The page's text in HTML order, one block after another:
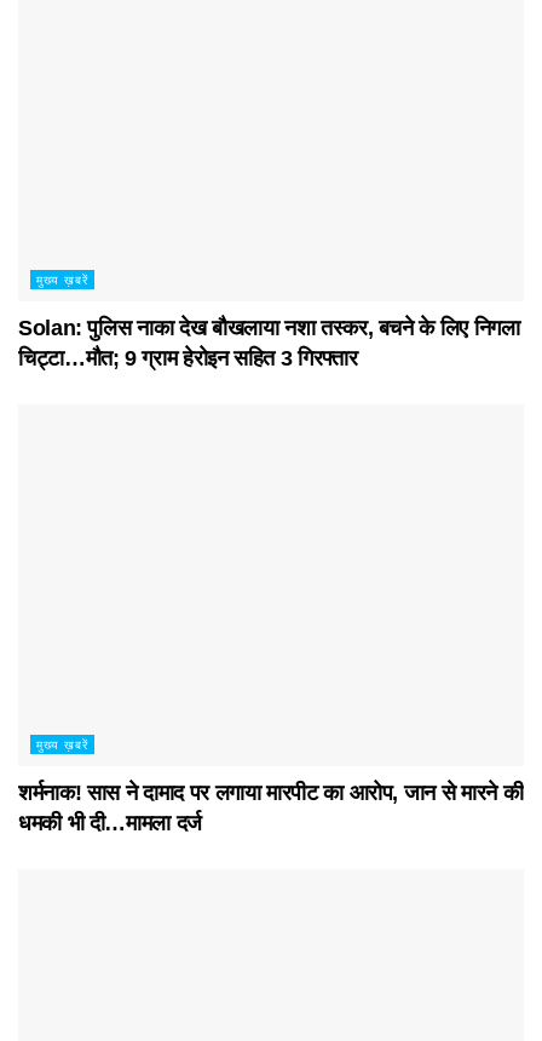
मुख्य ख़बरें
Solan: पुलिस नाका देख बौखलाया नशा तस्कर, बचने के लिए निगला
चिट्टा…मौत; 9 ग्राम हेरोइन सहित 3 गिरफ्तार
मुख्य ख़बरें
शर्मनाक! सास ने दामाद पर लगाया मारपीट का आरोप, जान से मारने की
धमकी भी दी…मामला दर्ज